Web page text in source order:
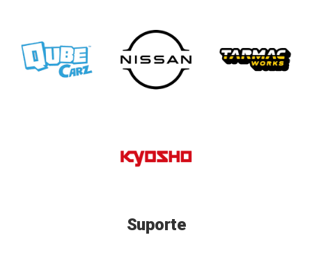
Suporte